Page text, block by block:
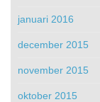
januari 2016
december 2015
november 2015
oktober 2015